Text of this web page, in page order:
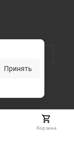
Принять
Корзина